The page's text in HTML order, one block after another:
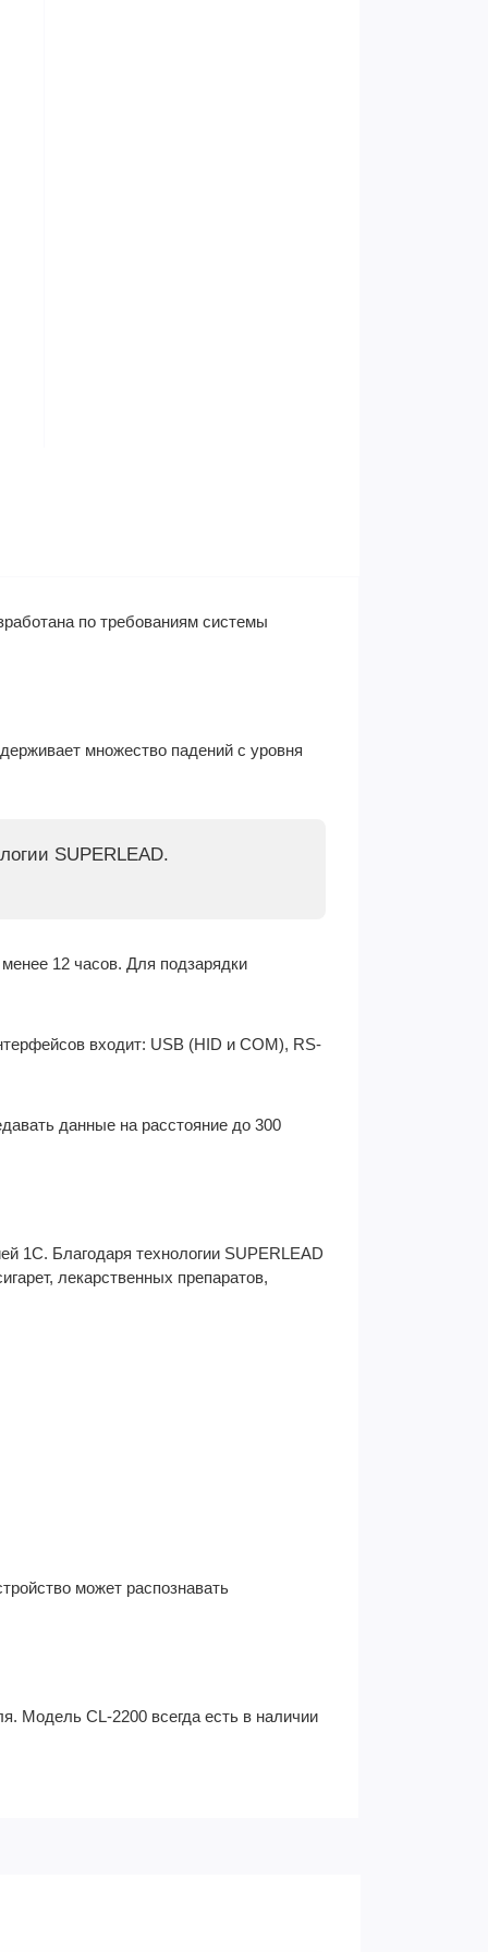
по требованиям системы
множество падений с уровня
SUPERLEAD.
12 часов. Для подзарядки
входит: USB (HID и COM), RS-
данные на расстояние до 300
1С. Благодаря технологии SUPERLEAD
лекарственных препаратов,
может распознавать
Модель CL-2200 всегда есть в наличии